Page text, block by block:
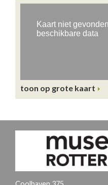
toon op grote kaart